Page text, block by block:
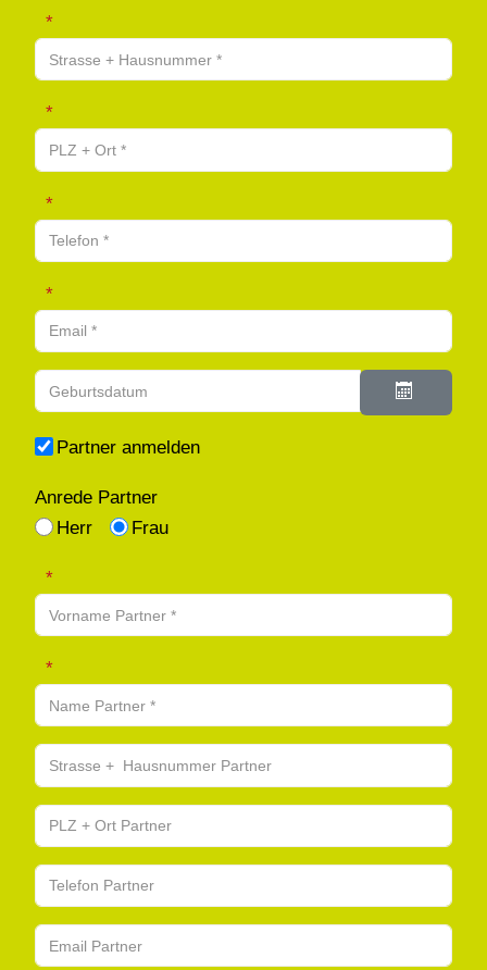
Strasse + Hausnummer
PLZ + Ort
Telefon
Email
Geburtsdatum
Kalender
Partner anmelden
Anrede Partner
Herr
Frau
Vorname Partner
Name Partner
Strasse + Hausnummer Partner
PLZ + Ort Partner
Telefon Partner
Email Partner